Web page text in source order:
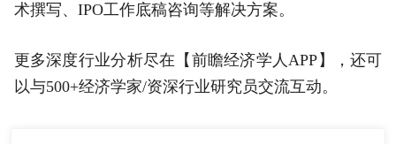
术撰写、IPO工作底稿咨询等解决方案。
更多深度行业分析尽在【前瞻经济学人APP】，还可
以与500+经济学家/资深行业研究员交流互动。